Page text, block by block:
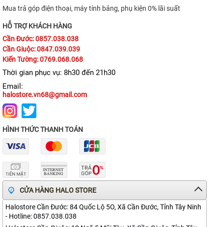
iPhone 12
iPhone 11 Pro Max
iPhone 11 Pro
iPhone 11
iPhone XS Max
iPhone XS
APPLE IPAD
APPLE WATCH
MACBOOK
MÁY DÙNG RỒI
SAMSUNG
PHỤ KIỆN
Mua trả góp điện thoại, máy tính bảng, phụ kiện 0% lãi suất
HỖ TRỢ KHÁCH HÀNG
Cần Đước: 0857.038.038
Cần Giuộc: 0847.039.039
Kiến Tường: 0769.068.068
Thời gian phục vụ: 8h30 đến 21h30
Email:
halostore.vn68@gmail.com
HÌNH THỨC THANH TOÁN
CỬA HÀNG HALO STORE
Halostore Cần Đước: 84 Quốc Lộ 5O, Xã Cần Đước, Tỉnh Tây Ninh
- Hotline: 0857.038.038